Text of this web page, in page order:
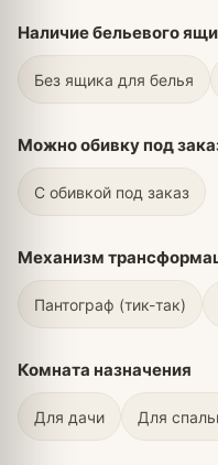
Наличие бельевого
Без ящика для белья
Можно обивку под
С обивкой под заказ
Механизм
Пантограф (тик-так)
Комната назначения
Для дачи Для